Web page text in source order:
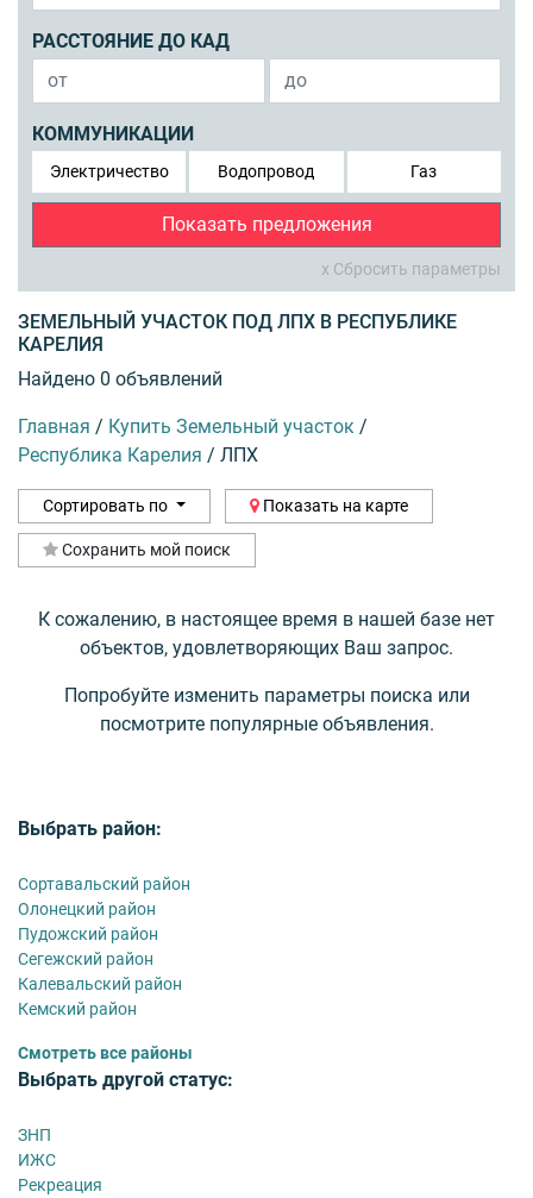
РАССТОЯНИЕ ДО КАД
КОММУНИКАЦИИ
Электричество Водопровод Газ
Показать предложения
x Сбросить параметры
ЗЕМЕЛЬНЫЙ УЧАСТОК ПОД ЛПХ В РЕСПУБЛИКЕ
КАРЕЛИЯ
Найдено 0 объявлений
Главная / Купить Земельный участок /
Республика Карелия / ЛПХ
Сортировать по Показать на карте
Сохранить мой поиск
К сожалению, в настоящее время в нашей базе нет
объектов, удовлетворяющих Ваш запрос.
Попробуйте изменить параметры поиска или
посмотрите популярные объявления.
Выбрать район:
Сортавальский район
Олонецкий район
Пудожский район
Сегежский район
Калевальский район
Кемский район
Смотреть все районы
Выбрать другой статус:
ЗНП
ИЖС
Рекреация